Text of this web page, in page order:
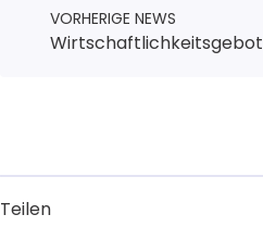
VORHERIGE NEWS
Wirtschaftlichkeitsgebot
Teilen